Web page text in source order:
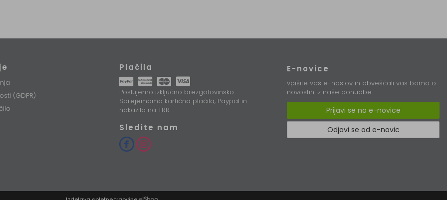
(GDPR)
Plačila
Poslujemo izključno brezgotovinsko.
Sprejemamo kartična plačila, Paypal in
nakazila na TRR.
Sledite nam
E-novice
vpišite vaš e-naslov in obveščali vas bomo o
novostih iz naše ponudbe
Prijavi se na e-novice
Odjavi se od e-novic